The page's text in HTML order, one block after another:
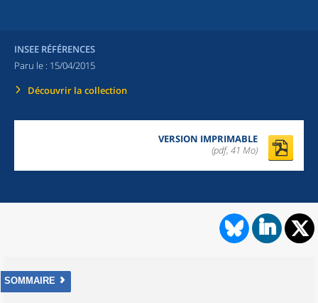
INSEE RÉFÉRENCES
Paru le : 15/04/2015
Découvrir la collection
VERSION IMPRIMABLE
(pdf, 41 Mo)
SOMMAIRE